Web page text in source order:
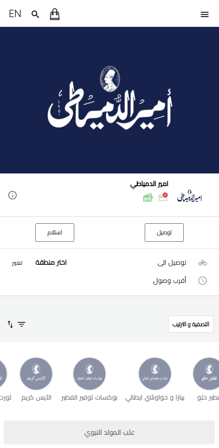
EN
امير الدمياطي
توصيل استلام
توصيل الى اختر منطقة تغيير
أقرب وصول
التصفية و الترتيب
حلو بيتزا و حواوشي ايطالي بوكسات توفير الفطير الآيس كريم
علب المولد النبوي